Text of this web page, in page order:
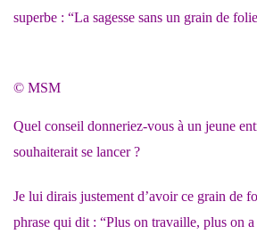
superbe : “La sagesse sans un grain de
© MSM
Quel conseil donneriez-vous à un jeune
souhaiterait se lancer ?
Je lui dirais justement d’avoir ce grain de
phrase qui dit : “Plus on travaille, plus on a